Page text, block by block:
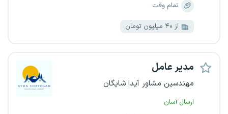
تمام وقت
از ۴۰ میلیون تومان
مدیر عامل
مهندسین مشاور آیدا شایگان
ارسال آسان